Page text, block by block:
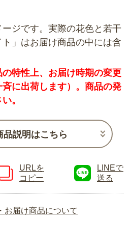
ジです。実際の花色と若干
」はお届け商品の中には含
特性上、お届け時期の変更
に出荷します）。商品の発
。
品説明はこちら
URLを
コピー
LINEで
送る
お届け商品について